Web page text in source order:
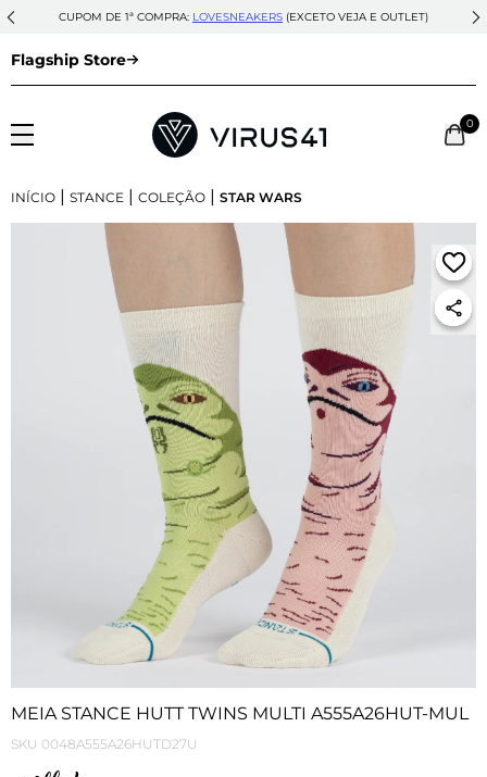
CUPOM DE 1ª COMPRA: LOVESNEAKERS (EXCETO VEJA E OUTLET)
Flagship Store
0
INÍCIO | STANCE | COLEÇÃO | STAR WARS
MEIA STANCE HUTT TWINS MULTI A555A26HUT-MUL
SKU 0048A555A26HUTD27U